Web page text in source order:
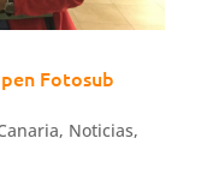
Fotosub
, Noticias,